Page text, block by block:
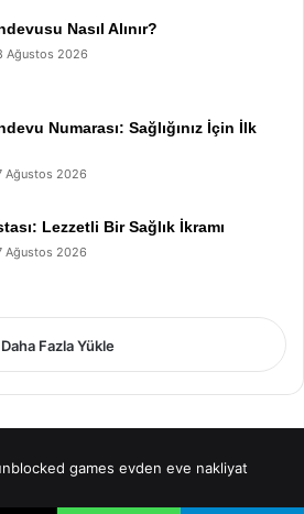
Nasıl Alınır?
Ağustos 2026
Numarası: Sağlığınız İçin İlk
Ağustos 2026
Lezzetli Bir Sağlık İkramı
Ağustos 2026
Daha Fazla Yükle
games evden eve nakliyat